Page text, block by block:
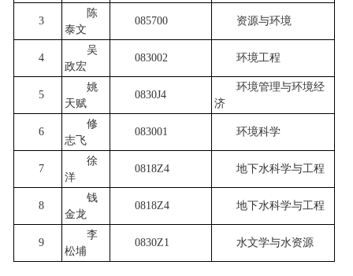
3
陈
泰文
085700 资源与环境
4
吴
政宏
083002 环境工程
5
姚
天赋
0830J4
环境管理与环境经
济
6
修
志飞
083001 环境科学
7
徐
洋
0818Z4 地下水科学与工程
8
钱
金龙
0818Z4 地下水科学与工程
9
李
松埔
0830Z1 水文学与水资源